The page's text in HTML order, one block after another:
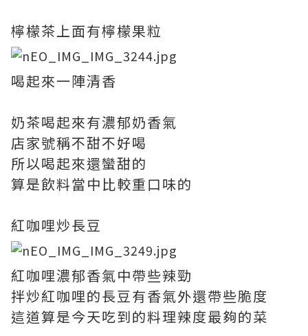
檸檬茶上面有檸檬果粒
喝起來一陣清香
奶茶喝起來有濃郁奶香氣
店家號稱不甜不好喝
所以喝起來還蠻甜的
算是飲料當中比較重口味的
紅咖哩炒長豆
紅咖哩濃郁香氣中帶些辣勁
拌炒紅咖哩的長豆有香氣外還帶些脆度
這道算是今天吃到的料理辣度最夠的菜